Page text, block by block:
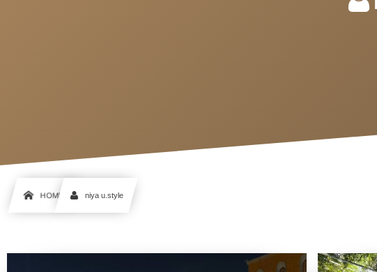
HOME niya u.style